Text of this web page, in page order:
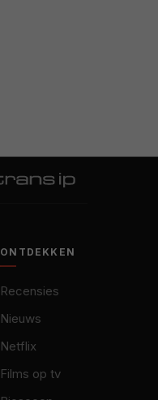
ONTDEKKEN
Recensies
Nieuws
Netflix
Films op tv